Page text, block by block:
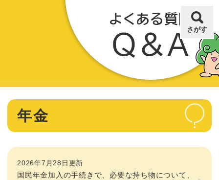
。
さがす
本
年金
2026年7月28日更新
国民年金加入の手続きで、必要な持ち物について、